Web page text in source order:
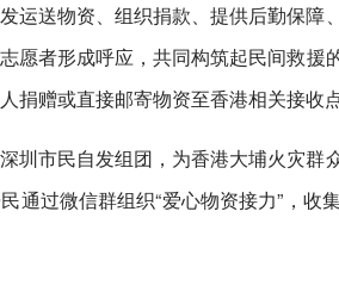
运送物资、组织捐款、提供后勤保
愿者形成呼应，共同构筑起民间救
捐赠或直接邮寄物资至香港相关接收点
圳市民自发组团，为香港大埔火灾
通过微信群组织“爱心物资接力”，